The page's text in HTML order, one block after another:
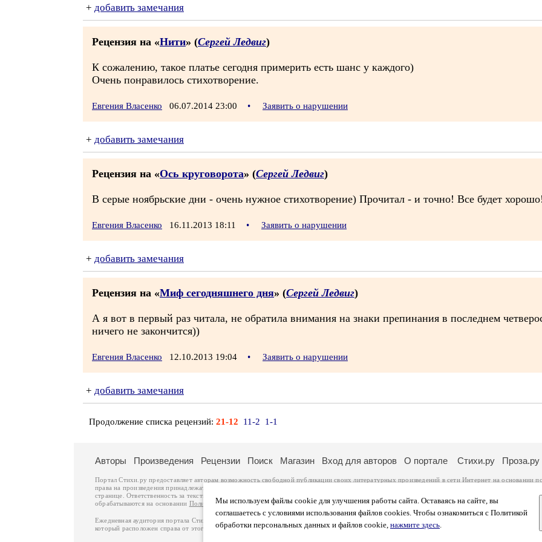
+ добавить замечания
Рецензия на «Нити» (Сергей Ледвиг)
К сожалению, такое платье сегодня примерить есть шанс у каждого)
Очень понравилось стихотворение.
Евгения Власенко 06.07.2014 23:00 • Заявить о нарушении
+ добавить замечания
Рецензия на «Ось круговорота» (Сергей Ледвиг)
В серые ноябрьские дни - очень нужное стихотворение) Прочитал - и точно! Все будет
Евгения Власенко 16.11.2013 18:11 • Заявить о нарушении
+ добавить замечания
Рецензия на «Миф сегодняшнего дня» (Сергей Ледвиг)
А я вот в первый раз читала, не обратила внимания на знаки препинания в последнем
ничего не закончится))
Евгения Власенко 12.10.2013 19:04 • Заявить о нарушении
+ добавить замечания
Продолжение списка рецензий: 21-12 11-2 1-1
Мы используем файлы cookie для улучшения работы сайта. Оставаясь на сайте, вы
соглашаетесь с условиями использования файлов cookies. Чтобы ознакомиться с Политикой
обработки персональных данных и файлов cookie, нажмите здесь.
Авторы Произведения Рецензии Поиск Магазин Вход для авторов О портале Стихи.ру Проза.ру
Портал Стихи.ру предоставляет авторам возможность свободной публикации своих литературных произведений в сети Интернет на основании
права на произведения принадлежат авторам и охраняются
странице. Ответственность за тексты произведений авторы несут самостоятельно на основании
законодательства
обрабатываются на основании Политики обработки персональных данных. Вы также можете посмотреть более подробнуюинформацию о
Ежедневная аудитория портала Стихи.ру – порядка 200 тысяч посетителей, которые в общей сумме просматривают более двух миллионов
который расположен справа от этого текста. В каждой графе указано по две цифры: количество просмотров и количество посетителей.